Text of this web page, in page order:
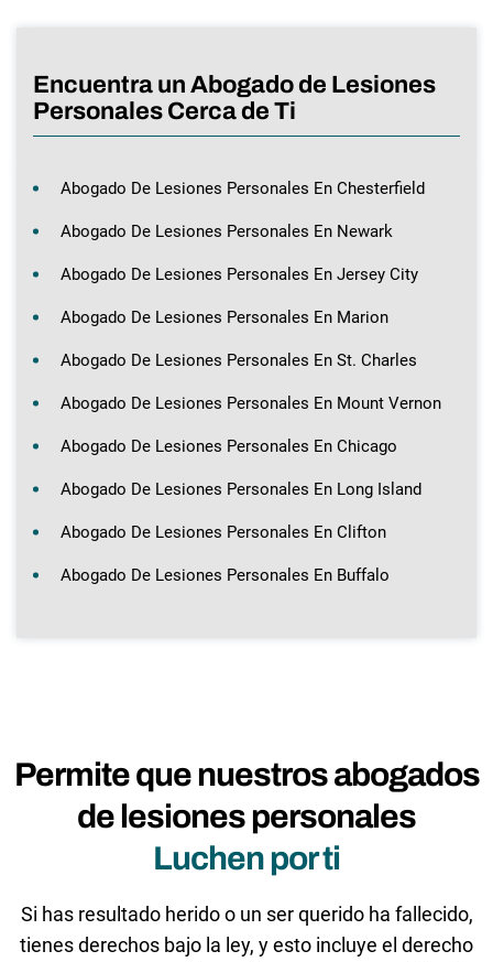
Encuentra un Abogado de Lesiones
Personales Cerca de Ti
Abogado De Lesiones Personales En Chesterfield
Abogado De Lesiones Personales En Newark
Abogado De Lesiones Personales En Jersey City
Abogado De Lesiones Personales En Marion
Abogado De Lesiones Personales En St. Charles
Abogado De Lesiones Personales En Mount Vernon
Abogado De Lesiones Personales En Chicago
Abogado De Lesiones Personales En Long Island
Abogado De Lesiones Personales En Clifton
Abogado De Lesiones Personales En Buffalo
Permite que nuestros abogados
de lesiones personales
Luchen por ti
Si has resultado herido o un ser querido ha fallecido,
tienes derechos bajo la ley, y esto incluye el derecho